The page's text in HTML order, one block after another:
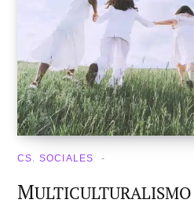
CS. SOCIALES
MULTICULTURALISMO